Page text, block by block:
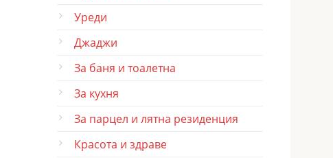
Уреди
Джаджи
За баня и тоалетна
За кухня
За парцел и лятна резиденция
Красота и здраве